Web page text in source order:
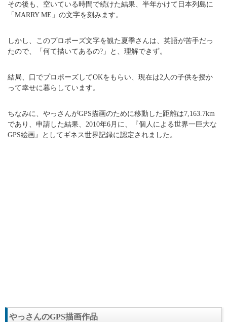
その後も、空いている時間で続けた結果、半年かけて日本列島に
「MARRY ME」の文字を刻みます。
しかし、このプロポーズ文字を観た夏季さんは、英語が苦手だっ
たので、「何て描いてあるの?」と、理解できず。
結局、口でプロポーズしてOKをもらい、現在は2人の子供を授か
って幸せに暮らしています。
ちなみに、やっさんがGPS描画のために移動した距離は7,163.7km
であり、申請した結果、2010年6月に、『個人による世界一巨大な
GPS絵画』としてギネス世界記録に認定されました。
やっさんのGPS描画作品